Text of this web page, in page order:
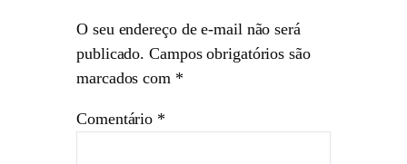
O seu endereço de e-mail não será
publicado. Campos obrigatórios são
marcados com *
Comentário *